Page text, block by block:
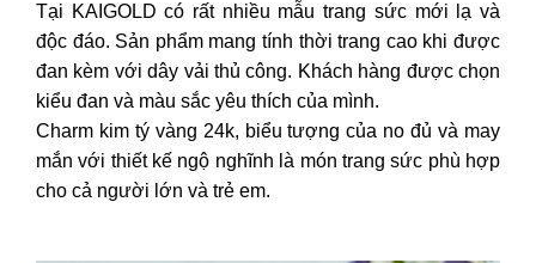
Tại KAIGOLD có rất nhiều mẫu trang sức mới lạ và
độc đáo. Sản phẩm mang tính thời trang cao khi được
đan kèm với dây vải thủ công. Khách hàng được chọn
kiểu đan và màu sắc yêu thích của mình.
Charm kim tý vàng 24k, biểu tượng của no đủ và may
mắn với thiết kế ngộ nghĩnh là món trang sức phù hợp
cho cả người lớn và trẻ em.